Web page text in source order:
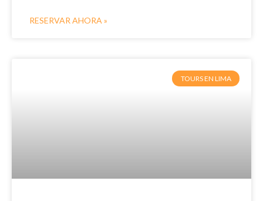
RESERVAR AHORA »
TOURS EN LIMA